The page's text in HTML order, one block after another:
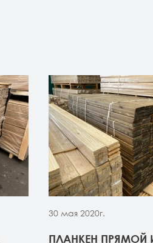
30 мая 2020г.
ПЛАНКЕН ПРЯМОЙ